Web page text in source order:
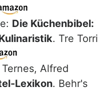
Die Küchenbibel:
. Tre Torri
Alfred
Lexikon. Behr's